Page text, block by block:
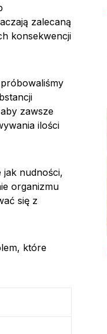
zalecaną
konsekwencji
zawsze
ilości
nudności,
organizmu
się z
które